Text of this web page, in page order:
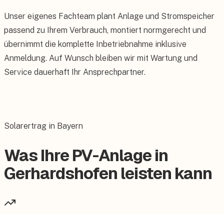
Unser eigenes Fachteam plant Anlage und Stromspeicher
passend zu Ihrem Verbrauch, montiert normgerecht und
übernimmt die komplette Inbetriebnahme inklusive
Anmeldung. Auf Wunsch bleiben wir mit Wartung und
Service dauerhaft Ihr Ansprechpartner.
Solarertrag in Bayern
Was Ihre PV-Anlage in
Gerhardshofen leisten kann